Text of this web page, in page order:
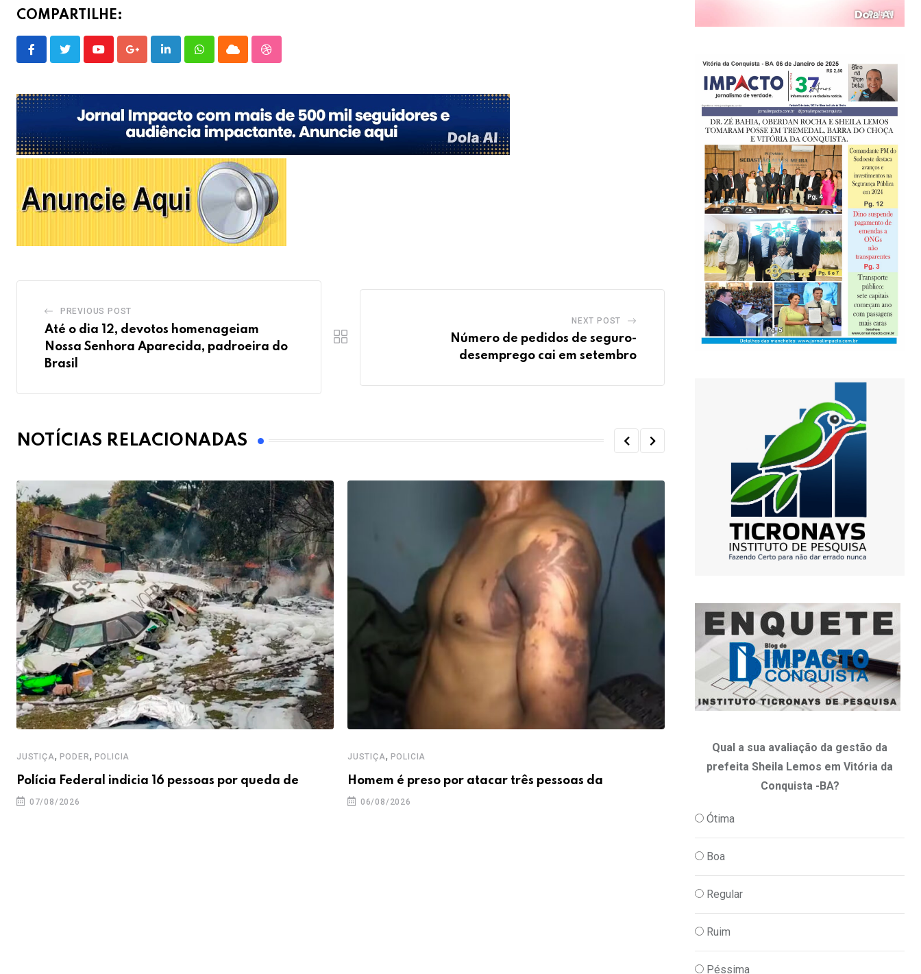
COMPARTILHE:
YoutubeGoogle+LinkedInWhatsappCloud StumbleUpon
PREVIOUS POST
Até o dia 12, devotos homenageiam
Nossa Senhora Aparecida, padroeira do
Brasil
NEXT POST
Número de pedidos de seguro-
desemprego cai em setembro
NOTÍCIAS RELACIONADAS
JUSTIÇA, PODER, POLICIA
Polícia Federal indicia 16 pessoas por queda de
07/08/2026
JUSTIÇA, POLICIA
Homem é preso por atacar três pessoas da
06/08/2026
,
Suspeito de matar rival em disputa
Qual a sua avaliação da gestão da
prefeita Sheila Lemos em Vitória da
Conquista -BA?
Ótima
Boa
Regular
Ruim
Péssima